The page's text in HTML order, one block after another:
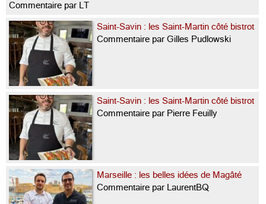
Commentaire par LT
Saint-Savin : les Saint-Martin côté bistrot
Commentaire par Gilles Pudlowski
Saint-Savin : les Saint-Martin côté bistrot
Commentaire par Pierre Feuilly
Marseille : les belles idées de Magâté
Commentaire par LaurentBQ